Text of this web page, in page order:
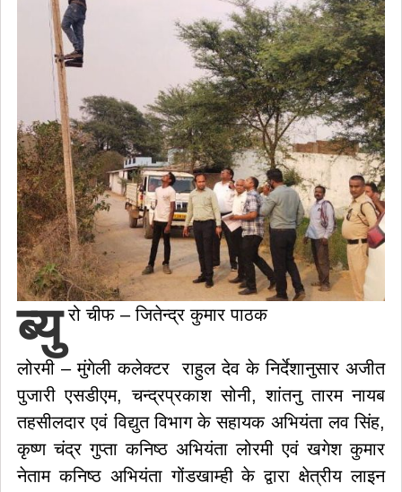
ब्यु रो चीफ – जितेन्द्र कुमार पाठक
लोरमी – मुंगेली कलेक्टर राहुल देव के निर्देशानुसार अजीत
पुजारी एसडीएम, चन्द्रप्रकाश सोनी, शांतनु तारम नायब
तहसीलदार एवं विद्युत विभाग के सहायक अभियंता लव सिंह,
कृष्ण चंद्र गुप्ता कनिष्ठ अभियंता लोरमी एवं खगेश कुमार
नेताम कनिष्ठ अभियंता गोंडखाम्ही के द्वारा क्षेत्रीय लाइन